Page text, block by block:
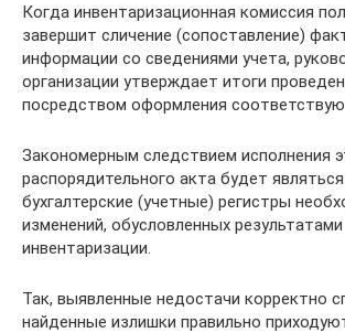
Когда инвентаризационная комиссия
завершит сличение (сопоставление)
информации со сведениями учета,
организации утверждает итоги
посредством оформления
Закономерным следствием исполнения
распорядительного акта будет
бухгалтерские (учетные) регистры
изменений, обусловленных результатами
инвентаризации.
Так, выявленные недостачи корректно
найденные излишки правильно